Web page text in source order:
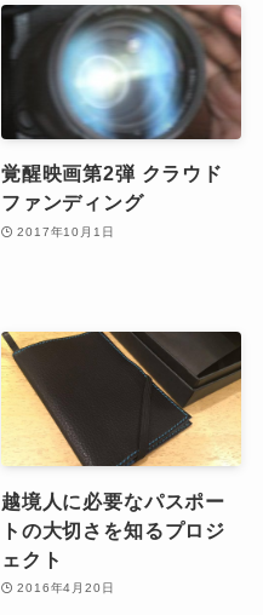
覚醒映画第2弾 クラウド
ファンディング
2017年10月1日
越境人に必要なパスポー
トの大切さを知るプロジ
ェクト
2016年4月20日